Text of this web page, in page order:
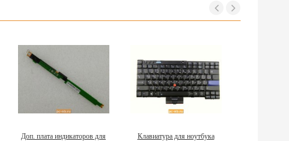
Доп. плата индикаторов для
Клавиатура для ноутбука